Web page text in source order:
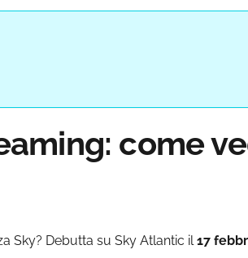
come
Sky? Debutta su Sky Atlantic il17